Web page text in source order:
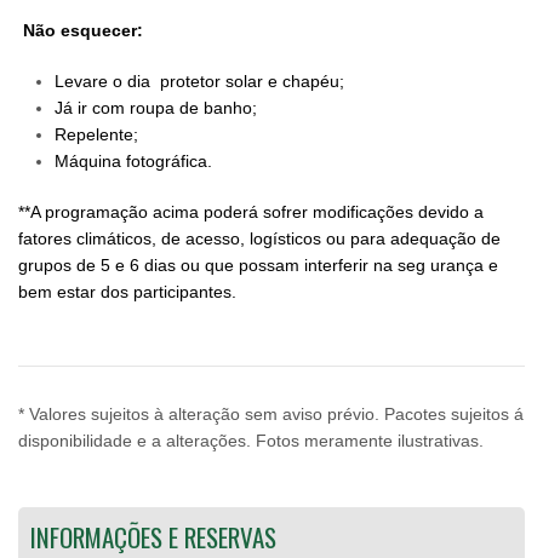
Não esquecer:
Levare o dia protetor solar e chapéu;
Já ir com roupa de banho;
Repelente;
Máquina fotográfica.
**A programação acima poderá sofrer modificações devido a
fatores climáticos, de acesso, logísticos ou para adequação de
grupos de 5 e 6 dias ou que possam interferir na seg urança e
bem estar dos participantes.
* Valores sujeitos à alteração sem aviso prévio. Pacotes sujeitos á
disponibilidade e a alterações. Fotos meramente ilustrativas.
INFORMAÇÕES E RESERVAS